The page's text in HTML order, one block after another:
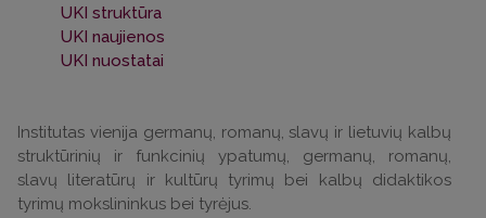
UKI struktūra
UKI naujienos
UKI nuostatai
Institutas vienija germanų, romanų, slavų ir lietuvių kalbų
struktūrinių ir funkcinių ypatumų, germanų, romanų,
slavų literatūrų ir kultūrų tyrimų bei kalbų didaktikos
tyrimų mokslininkus bei tyrėjus.